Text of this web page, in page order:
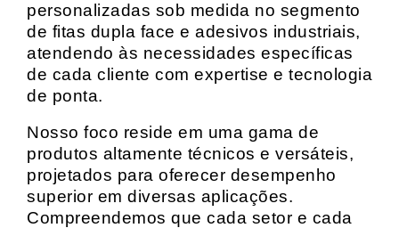
personalizadas sob medida no segmento
de fitas dupla face e adesivos industriais,
atendendo às necessidades específicas
de cada cliente com expertise e tecnologia
de ponta.
Nosso foco reside em uma gama de
produtos altamente técnicos e versáteis,
projetados para oferecer desempenho
superior em diversas aplicações.
Compreendemos que cada setor e cada